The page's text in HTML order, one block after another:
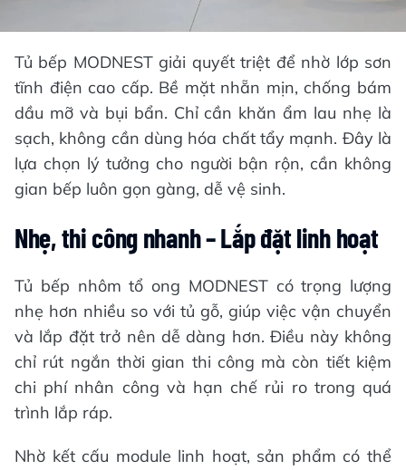
Tủ bếp MODNEST giải quyết triệt để nhờ lớp sơn
tĩnh điện cao cấp. Bề mặt nhẵn mịn, chống bám
dầu mỡ và bụi bẩn. Chỉ cần khăn ẩm lau nhẹ là
sạch, không cần dùng hóa chất tẩy mạnh. Đây là
lựa chọn lý tưởng cho người bận rộn, cần không
gian bếp luôn gọn gàng, dễ vệ sinh.
Nhẹ, thi công nhanh – Lắp đặt linh hoạt
Tủ bếp nhôm tổ ong MODNEST có trọng lượng
nhẹ hơn nhiều so với tủ gỗ, giúp việc vận chuyển
và lắp đặt trở nên dễ dàng hơn. Điều này không
chỉ rút ngắn thời gian thi công mà còn tiết kiệm
chi phí nhân công và hạn chế rủi ro trong quá
trình lắp ráp.
Nhờ kết cấu module linh hoạt, sản phẩm có thể